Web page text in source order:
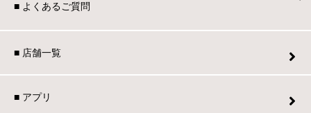
■ よくあるご質問
■ 店舗一覧
■ アプリ